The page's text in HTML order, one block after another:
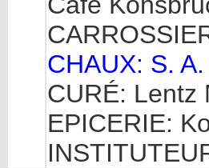
CHAUX: S.
CURÉ: Lentz
EPICERIE: